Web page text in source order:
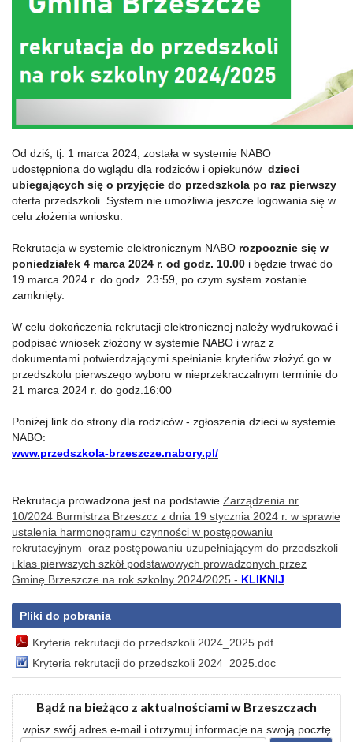
Od dziś, tj. 1 marca 2024, została w systemie NABO
udostępniona do wglądu dla rodziców i opiekunów dzieci
ubiegających się o przyjęcie do przedszkola po raz pierwszy
oferta przedszkoli. System nie umożliwia jeszcze logowania się w
celu złożenia wniosku.
Rekrutacja w systemie elektronicznym NABO rozpocznie się w
poniedziałek 4 marca 2024 r. od godz. 10.00 i będzie trwać do
19 marca 2024 r. do godz. 23:59, po czym system zostanie
zamknięty.
W celu dokończenia rekrutacji elektronicznej należy wydrukować i
podpisać wniosek złożony w systemie NABO i wraz z
dokumentami potwierdzającymi spełnianie kryteriów złożyć go w
przedszkolu pierwszego wyboru w nieprzekraczalnym terminie do
21 marca 2024 r. do godz.16:00
Poniżej link do strony dla rodziców - zgłoszenia dzieci w systemie
NABO:
www.przedszkola-brzeszcze.nabory.pl/
Rekrutacja prowadzona jest na podstawie Zarządzenia nr
10/2024 Burmistrza Brzeszcz z dnia 19 stycznia 2024 r. w sprawie
ustalenia harmonogramu czynności w postępowaniu
rekrutacyjnym oraz postępowaniu uzupełniającym do przedszkoli
i klas pierwszych szkół podstawowych prowadzonych przez
Gminę Brzeszcze na rok szkolny 2024/2025 - KLIKNIJ
Pliki do pobrania
Kryteria rekrutacji do przedszkoli 2024_2025.pdf
Kryteria rekrutacji do przedszkoli 2024_2025.doc
Bądź na bieżąco z aktualnościami w Brzeszczach
wpisz swój adres e-mail i otrzymuj informacje na swoją pocztę